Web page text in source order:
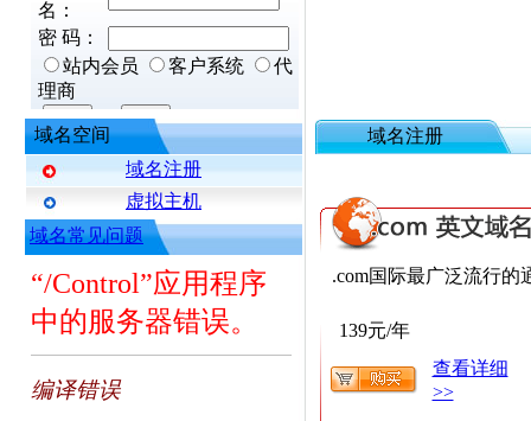
域名空间
域名注册
虚拟主机
域名常见问题
域名注册
.com国际最广泛流行的
139元/年
查看详细
>>